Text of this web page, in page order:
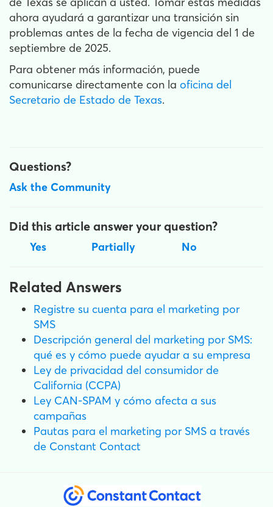
ahora ayudará a garantizar una transición sin
problemas antes de la fecha de vigencia del 1 de
septiembre de 2025.
Para obtener más información, puede
comunicarse directamente con la oficina del
Secretario de Estado de Texas.
Questions?
Ask the Community
Did this article answer your question?
Yes Partially No
Related Answers
Registre su cuenta para el marketing por
SMS
Descripción general del marketing por SMS:
qué es y cómo puede ayudar a su empresa
Ley de privacidad del consumidor de
California (CCPA)
Ley CAN-SPAM y cómo afecta a sus
campañas
Pautas para el marketing por SMS a través
de Constant Contact